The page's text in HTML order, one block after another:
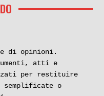
di opinioni.
atti e
per restituire
semplificate o